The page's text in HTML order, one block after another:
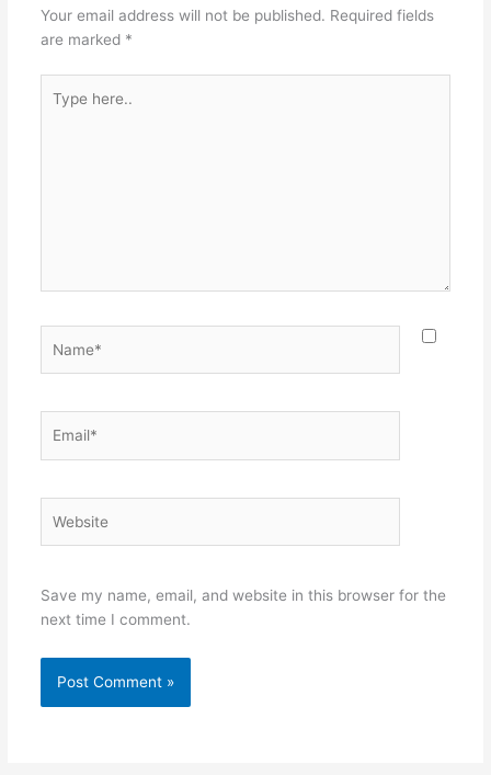
Your email address will not be published. Required fields
are marked *
here..
Save my name, email, and website in this browser for the
next time I comment.